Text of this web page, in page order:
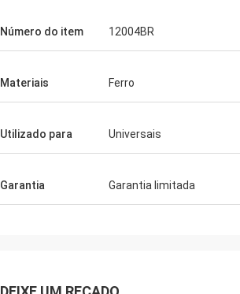
Número do item 12004BR
Materiais Ferro
Utilizado para Universais
Garantia Garantia limitada